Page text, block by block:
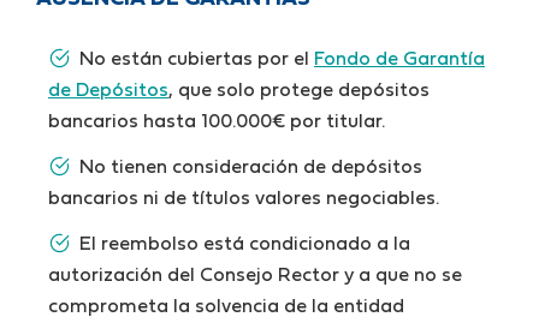
No están cubiertas por el
Fondo de Garantía
de Depósitos, que solo protege depósitos
bancarios hasta 100.000€ por titular.
No tienen consideración de depósitos
bancarios ni de títulos valores negociables.
El reembolso está condicionado a la
autorización del Consejo Rector y a que no se
comprometa la solvencia de la entidad